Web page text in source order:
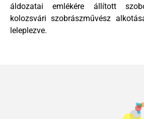
áldozatai emlékére állított
kolozsvári szobrászművész
leleplezve.